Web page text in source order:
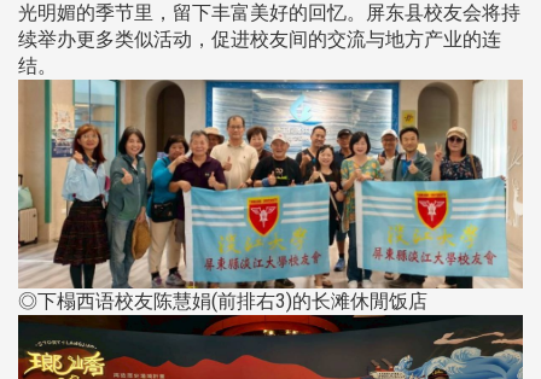
光明媚的季节里，留下丰富美好的回忆。屏东县校友会将持
续举办更多类似活动，促进校友间的交流与地方产业的连
结。
◎下榻西语校友陈慧娟(前排右3)的长滩休閒饭店